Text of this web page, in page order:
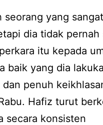
seorang yang
dia tidak pernah
itu kepada
baik yang dia
penuh
Hafiz turut
secara konsisten